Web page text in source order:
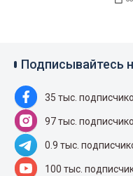
Подписывайтесь
35 тыс.
97 тыс.
0.9 тыс.
100 тыс.